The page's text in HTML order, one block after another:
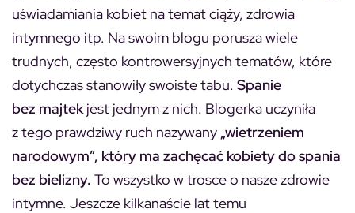
uświadamiania kobiet na temat ciąży, zdrowia
intymnego itp. Na swoim blogu porusza wiele
trudnych, często kontrowersyjnych tematów, które
dotychczas stanowiły swoiste tabu. Spanie
bez majtek jest jednym z nich. Blogerka uczyniła
z tego prawdziwy ruch nazywany „wietrzeniem
narodowym”, który ma zachęcać kobiety do spania
bez bielizny. To wszystko w trosce o nasze zdrowie
intymne. Jeszcze kilkanaście lat temu